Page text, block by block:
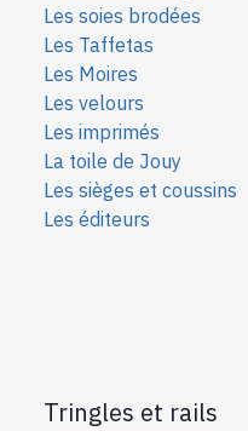
Les soies brodées
Les Taffetas
Les Moires
Les velours
Les imprimés
La toile de Jouy
Les sièges et coussins
Les éditeurs
Tringles et rails